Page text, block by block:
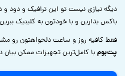
دیگه نیازی نیست تو این ترافیک و دود و
باکس بذارین و با خودتون به کلینیک
فقط کافیه روز و ساعت دلخواهتون رو
پت‌بومبا کامل‌ترین تجهیزات ممکن بیان